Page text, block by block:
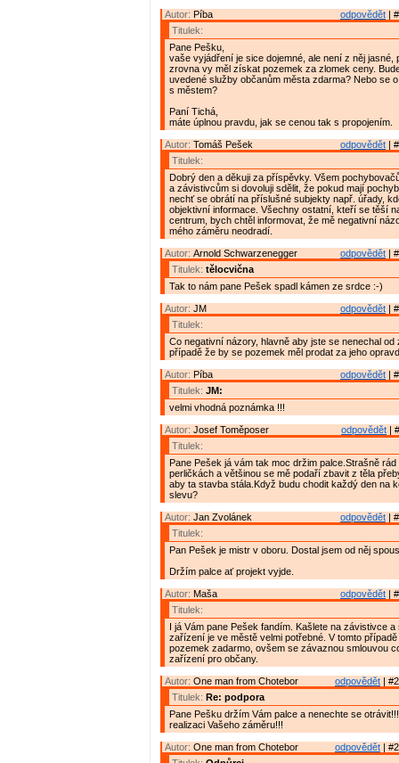
odpovědět |
Autor: Píba
Titulek:
Pane Pešku,
vaše vyjádření je sice dojemné, ale není z něj jasné,
zrovna vy měl získat pozemek za zlomek ceny.
uvedené služby občanům města zdarma? Nebo se
s městem?
Paní Tichá,
máte úplnou pravdu, jak se cenou tak s propojením.
odpovědět |
Autor: Tomáš Pešek
Titulek:
Dobrý den a děkuji za příspěvky. Všem
a závistivcům si dovoluji sdělit, že pokud mají
nechť se obrátí na příslušné subjekty např. úřady,
objektivní informace. Všechny ostatní, kteří se těší
centrum, bych chtěl informovat, že mě negativní
mého záměru neodradí.
odpovědět |
Autor: Arnold Schwarzenegger
Titulek: tělocvična
Tak to nám pane Pešek spadl kámen ze srdce :-)
odpovědět |
Autor: JM
Titulek:
Co negativní názory, hlavně aby jste se nenechal od
případě že by se pozemek měl prodat za jeho
odpovědět |
Autor: Píba
Titulek: JM:
velmi vhodná poznámka !!!
odpovědět |
Autor: Josef Toměposer
Titulek:
Pane Pešek já vám tak moc držim palce.Strašně
perličkách a většinou se mě podaří zbavit z těla
aby ta stavba stála.Když budu chodit každý den na
slevu?
odpovědět |
Autor: Jan Zvolánek
Titulek:
Pan Pešek je mistr v oboru. Dostal jsem od něj
Držím palce ať projekt vyjde.
odpovědět |
Autor: Maša
Titulek:
I já Vám pane Pešek fandím. Kašlete na závistivce a
zařízení je ve městě velmi potřebné. V tomto
pozemek zadarmo, ovšem se závaznou smlouvou
zařízení pro občany.
odpovědět |
Autor: One man from Chotebor
Titulek: Re: podpora
Pane Pešku držím Vám palce a nenechte se
realizaci Vašeho záměru!!!
odpovědět |
Autor: One man from Chotebor